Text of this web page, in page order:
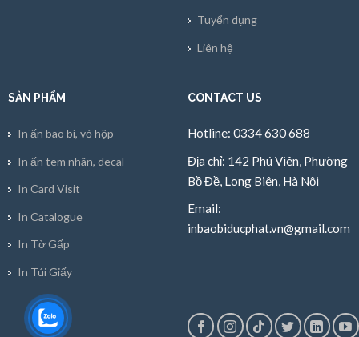
Tuyển dụng
Liên hệ
SẢN PHẨM
In ấn bao bì, vỏ hộp
In ấn tem nhãn, decal
In Card Visit
In Catalogue
In Tờ Gấp
In Túi Giấy
CONTACT US
Hotline: 0334 630 688
Địa chỉ: 142 Phú Viên, Phường
Bồ Đề, Long Biên, Hà Nội
Email:
inbaobiducphat.vn@gmail.com